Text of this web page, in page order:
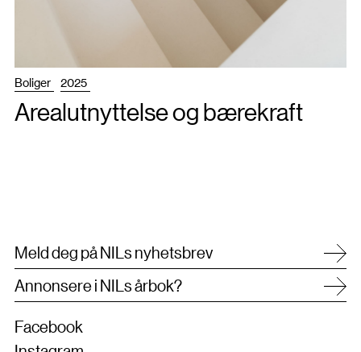
Boliger 2025
Arealutnyttelse og bærekraft
Meld deg på NILs nyhetsbrev
Annonsere i NILs årbok?
Facebook